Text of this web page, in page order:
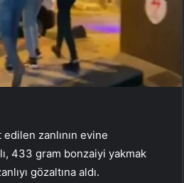
zanlının evine
433 gram bonzaiyi yakmak
gözaltına aldı.